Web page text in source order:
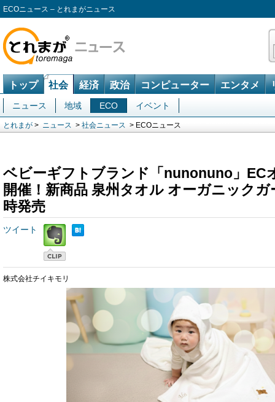
ECOニュース – とれまがニュース
トップ 社会 経済 政治 コンピューター エンタメ
ニュース 地域 ECO イベント
とれまが > ニュース > 社会ニュース > ECOニュース
ベビーギフトブランド「nunonuno」EC
開催！新商品 泉州タオル オーガニック
時発売
ツイート
株式会社チイキモリ